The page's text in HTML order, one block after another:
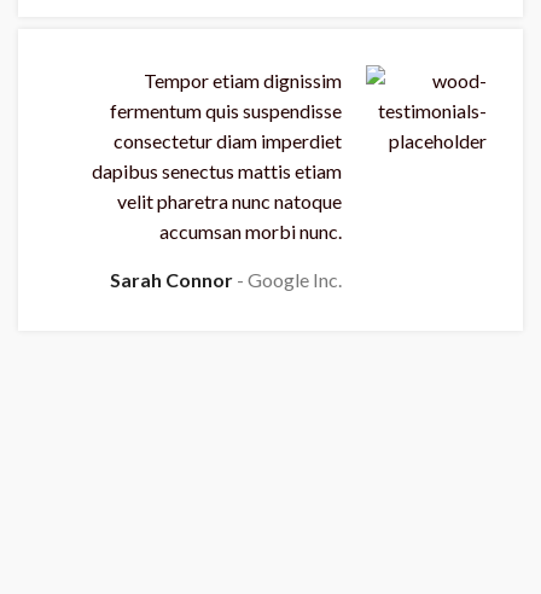
Tempor etiam dignissim
fermentum quis suspendisse
consectetur diam imperdiet
dapibus senectus mattis etiam
velit pharetra nunc natoque
accumsan morbi nunc.
Sarah Connor Google Inc.